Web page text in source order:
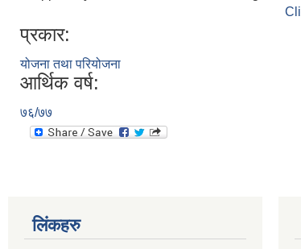
प्रकार:
योजना तथा परियोजना
आर्थिक वर्ष:
७६/७७
लिंकहरु